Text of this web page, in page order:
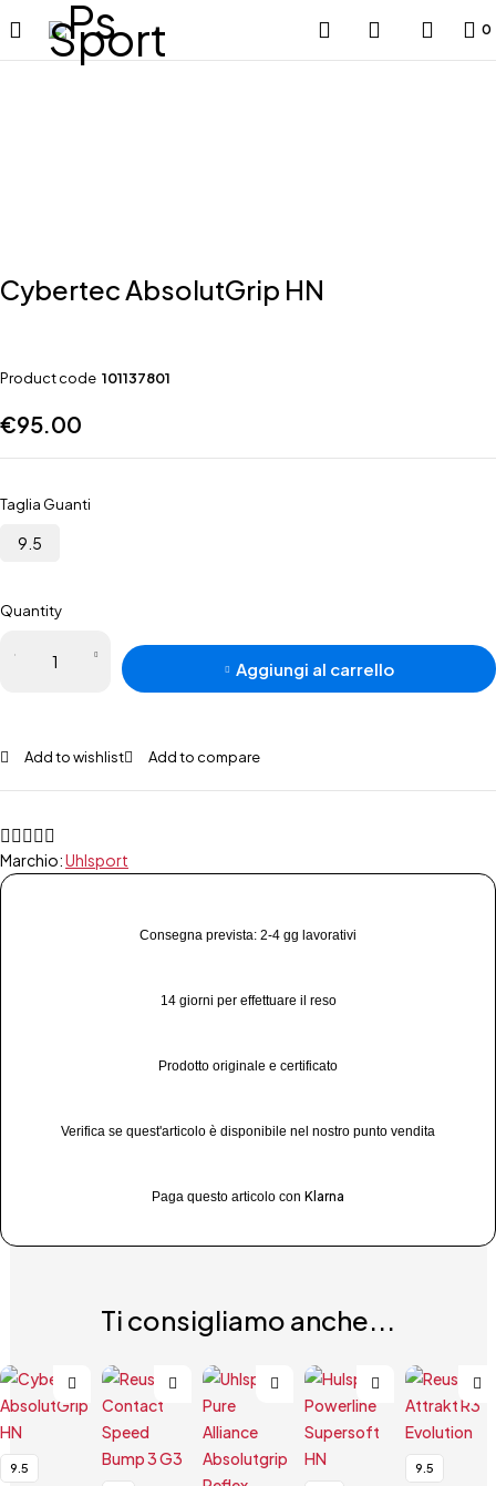
0
Cybertec AbsolutGrip HN
Product code 101137801
€95.00
Taglia Guanti
9.5
Quantity
Aggiungi al carrello
Add to wishlist Add to compare
Marchio:Uhlsport
Consegna prevista: 2-4 gg lavorativi
14 giorni per effettuare il reso
Prodotto originale e certificato
Verifica se quest'articolo è disponibile nel nostro punto vendita
Paga questo articolo con Klarna
Ti consigliamo anche...
9.5 9.5